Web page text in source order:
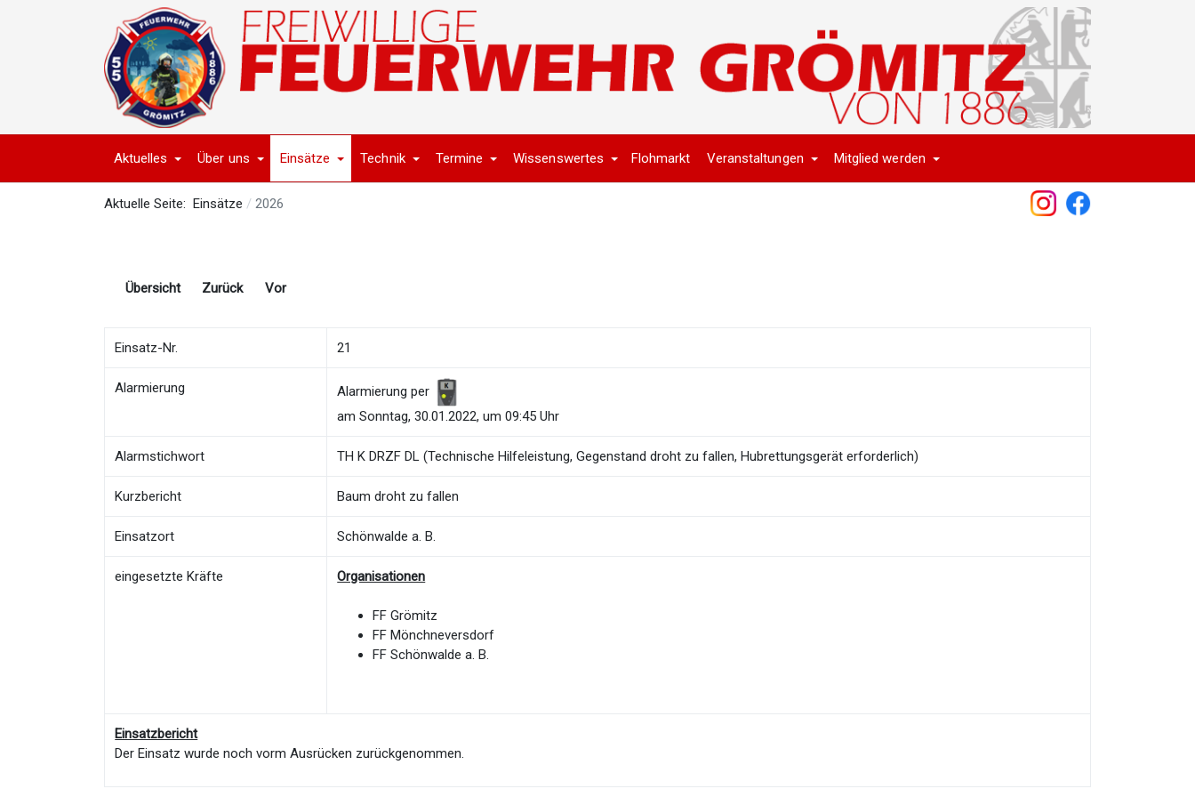
Aktuelles Über uns Einsätze Technik Termine Wissenswertes Flohmarkt Veranstaltungen Mitglied werden
Aktuelle Seite: Einsätze 2026
Übersicht Zurück Vor
Einsatz-Nr. 21
Alarmierung
Alarmierung per
am Sonntag, 30.01.2022, um 09:45 Uhr
Alarmstichwort TH K DRZF DL (Technische Hilfeleistung, Gegenstand droht zu fallen, Hubrettungsgerät erforderlich)
Kurzbericht Baum droht zu fallen
Einsatzort Schönwalde a. B.
eingesetzte Kräfte Organisationen
FF Grömitz
FF Mönchneversdorf
FF Schönwalde a. B.
Einsatzbericht
Der Einsatz wurde noch vorm Ausrücken zurückgenommen.